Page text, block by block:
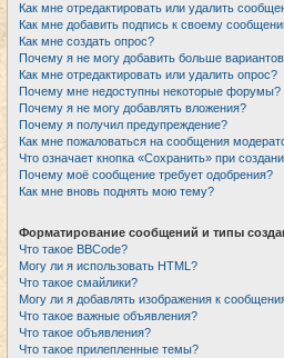
Как мне отредактировать или удалить
Как мне добавить подпись к своему
Как мне создать опрос?
Почему я не могу добавить больше
Как мне отредактировать или удалить опрос?
Почему мне недоступны некоторые форумы?
Почему я не могу добавлять вложения?
Почему я получил предупреждение?
Как мне пожаловаться на сообщения
Что означает кнопка «Сохранить» при
Почему моё сообщение требует одобрения?
Как мне вновь поднять мою тему?
Форматирование сообщений и типы
Что такое BBCode?
Могу ли я использовать HTML?
Что такое смайлики?
Могу ли я добавлять изображения к
Что такое важные объявления?
Что такое объявления?
Что такое прилепленные темы?